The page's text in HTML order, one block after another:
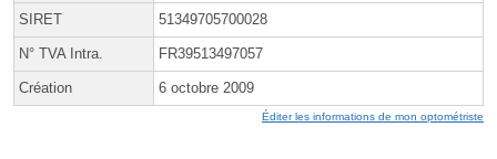
SIRET 51349705700028
N° TVA Intra. FR39513497057
Création 6 octobre 2009
Éditer les informations de mon optométriste